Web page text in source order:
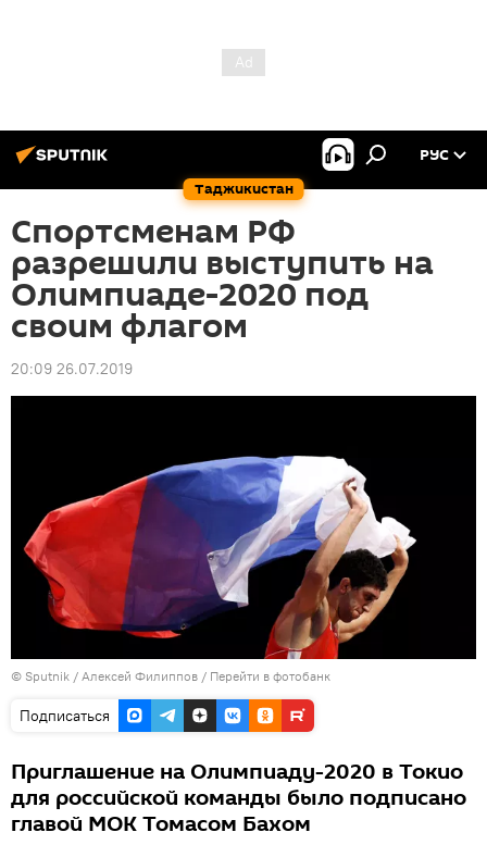
Таджикистан
РУС
Спортсменам РФ
разрешили выступить на
Олимпиаде-2020 под
своим флагом
20:09 26.07.2019
© Sputnik / Алексей Филиппов / Перейти в фотобанк
Подписаться
Приглашение на Олимпиаду-2020 в Токио
для российской команды было подписано
главой МОК Томасом Бахом